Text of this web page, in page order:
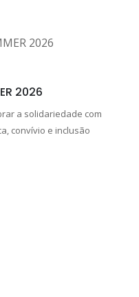
2026
a solidariedade com
convívio e inclusão